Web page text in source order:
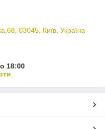
03045, Київ, Україна
18:00